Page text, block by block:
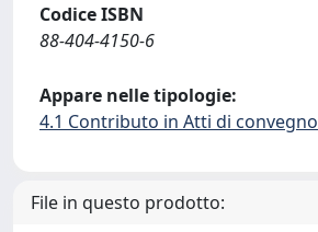
Codice ISBN
88-404-4150-6
Appare nelle tipologie:
4.1 Contributo in Atti di convegno
File in questo prodotto: